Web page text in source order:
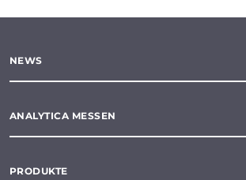
NEWS
ANALYTICA MESSEN
PRODUKTE